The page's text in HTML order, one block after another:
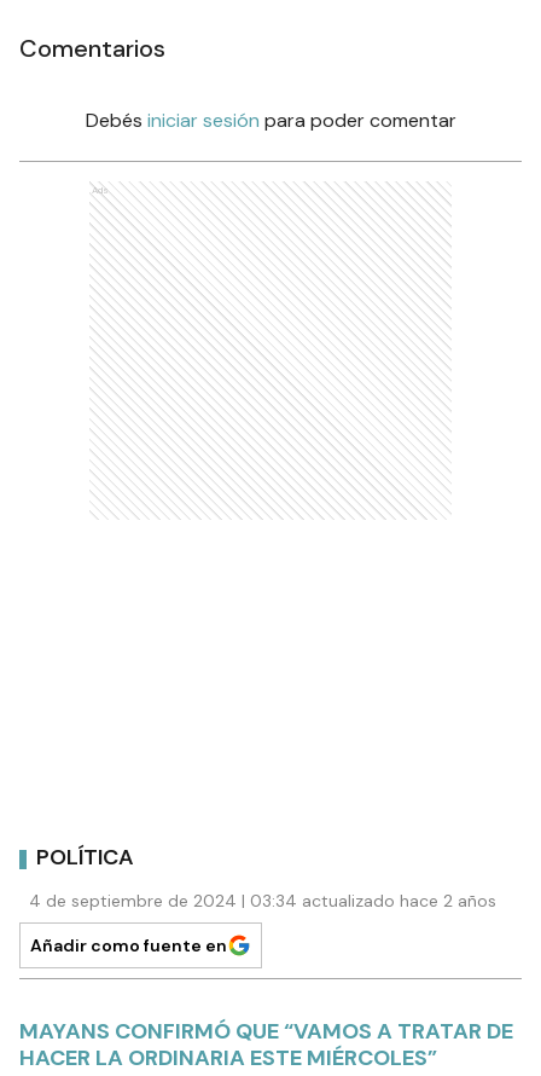
Comentarios
Debés iniciar sesión para poder comentar
Ads
POLÍTICA
4 de septiembre de 2024 | 03:34 actualizado hace 2 años
Añadir como fuente en
MAYANS CONFIRMÓ QUE “VAMOS A TRATAR DE
HACER LA ORDINARIA ESTE MIÉRCOLES”